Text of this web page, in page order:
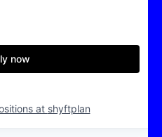
now
at shyftplan